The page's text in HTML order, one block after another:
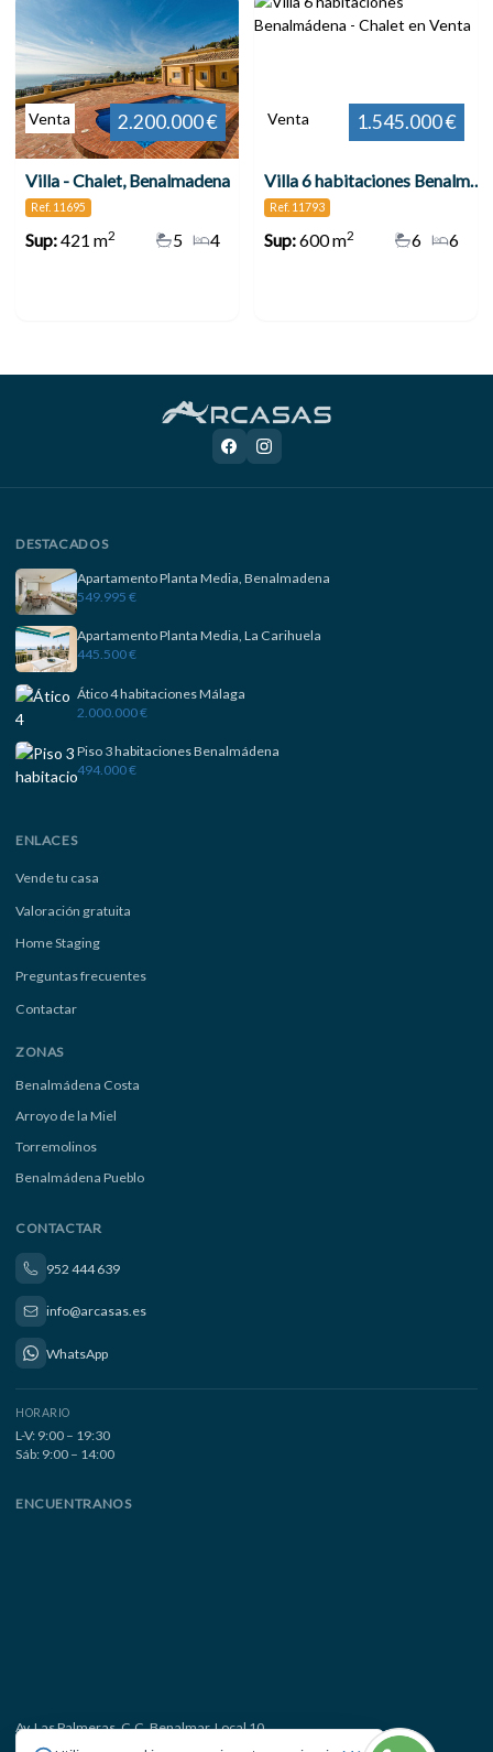
Venta 2.200.000 €
Villa - Chalet, Benalmadena
Ref. 11695
Sup:421 m2 4
5
Venta 1.545.000 €
Villa 6 habitaciones Benalmádena
Ref. 11793
Sup:600 m2 6
6
DESTACADOS
Apartamento Planta Media, Benalmadena
549.995 €
Apartamento Planta Media, La Carihuela
445.500 €
Ático 4 habitaciones Málaga
2.000.000 €
Piso 3 habitaciones Benalmádena
494.000 €
ENLACES
Vende tu casa
Valoración gratuita
Home Staging
Preguntas frecuentes
Contactar
ZONAS
Benalmádena Costa
Arroyo de la Miel
Torremolinos
Benalmádena Pueblo
CONTACTAR
952 444 639
info@arcasas.es
WhatsApp
HORARIO
L-V: 9:00 – 19:30
Sáb: 9:00 – 14:00
ENCUENTRANOS
Av. Las Palmeras, C.C. Benalmar, Local 10
29630 Benalmádena Costa, Málaga